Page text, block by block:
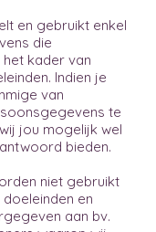
en gebruikt enkel
die
het kader van
Indien je
van
te
jou mogelijk wel
bieden.
niet gebruikt
en
aan bv.